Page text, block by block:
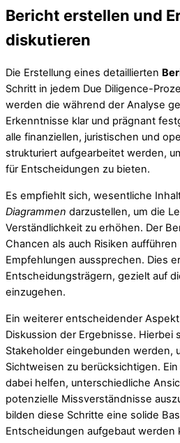
Bericht erstellen und
diskutieren
Die Erstellung eines detaillierten
Schritt in jedem Due Diligence-
werden die während der Analyse
Erkenntnisse klar und prägnant
alle finanziellen, juristischen und
strukturiert aufgearbeitet werden,
für Entscheidungen zu bieten.
Es empfiehlt sich, wesentliche
Diagrammen darzustellen, um die
Verständlichkeit zu erhöhen. Der
Chancen als auch Risiken
Empfehlungen aussprechen. Dies
Entscheidungsträgern, gezielt auf
einzugehen.
Ein weiterer entscheidender
Diskussion der Ergebnisse. Hierbei
Stakeholder eingebunden werden,
Sichtweisen zu berücksichtigen.
dabei helfen, unterschiedliche
potenzielle Missverständnisse
bilden diese Schritte eine solide
Entscheidungen aufgebaut werden